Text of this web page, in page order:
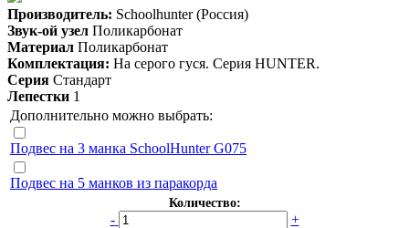
Производитель: Schoolhunter (Россия)
Звук-ой узел Поликарбонат
Материал Поликарбонат
Комплектация: На серого гуся. Серия HUNTER.
Серия Стандарт
Лепестки 1
Дополнительно можно выбрать:
Подвес на 3 манка SchoolHunter G075
Подвес на 5 манков из паракорда
Количество:
- +